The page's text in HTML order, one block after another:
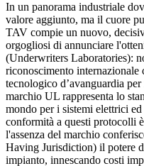
In un panorama industriale
valore aggiunto, ma il cuore
TAV compie un nuovo,
orgogliosi di annunciare
(Underwriters Laboratories):
riconoscimento internazionale
tecnologico d’avanguardia
marchio UL rappresenta lo
mondo per i sistemi elettrici
conformità a questi protocolli
l'assenza del marchio
Having Jurisdiction) il potere
impianto, innescando costi